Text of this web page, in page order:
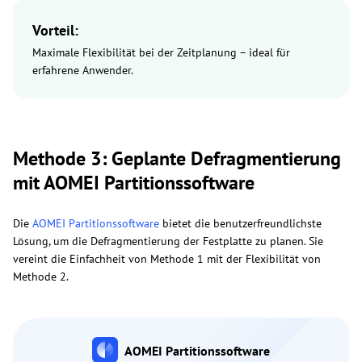
Vorteil:
Maximale Flexibilität bei der Zeitplanung – ideal für
erfahrene Anwender.
Methode 3: Geplante Defragmentierung
mit AOMEI Partitionssoftware
Die AOMEI Partitionssoftware bietet die benutzerfreundlichste
Lösung, um die Defragmentierung der Festplatte zu planen. Sie
vereint die Einfachheit von Methode 1 mit der Flexibilität von
Methode 2.
AOMEI Partitionssoftware